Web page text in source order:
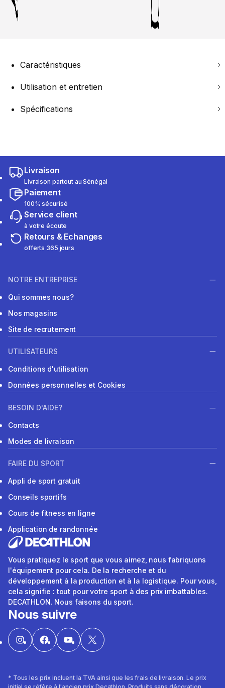
Caractéristiques
Utilisation et entretien
Spécifications
Livraison
Livraison partout au Sénégal
Paiement
100% sécurisé
Service client
à votre écoute
Retours & Echanges
offerts 365 jours
NOTRE ENTREPRISE
Qui sommes nous?
Nos magasins
Site de recrutement
UTILISATEURS
Conditions d'utilisation
Données personnelles et Cookies
BESOIN D'AIDE?
Contacts
Modes de livraison
FAIRE DU SPORT
Appli de sport gratuit
Conseils sportifs
Cours de fitness en ligne
Application de randonnée
Vous pratiquez le sport que vous aimez, nous fabriquons
l'équipement pour cela. De la recherche et du
développement à la production et à la logistique. Pour vous,
cela signifie : tout pour votre sport à des prix imbattables.
DECATHLON. Nous faisons du sport.
Nous suivre
* Tous les prix incluent la TVA ainsi que les frais de livraison. Le prix